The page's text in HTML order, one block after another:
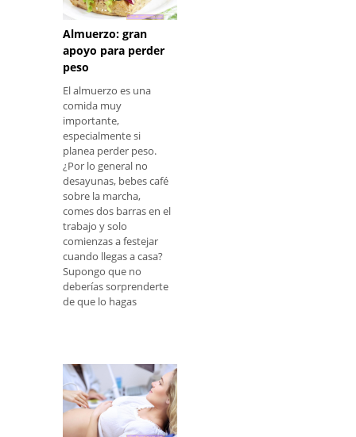
Almuerzo: gran
apoyo para perder
peso
El almuerzo es una
comida muy
importante,
especialmente si
planea perder peso.
¿Por lo general no
desayunas, bebes café
sobre la marcha,
comes dos barras en el
trabajo y solo
comienzas a festejar
cuando llegas a casa?
Supongo que no
deberías sorprenderte
de que lo hagas